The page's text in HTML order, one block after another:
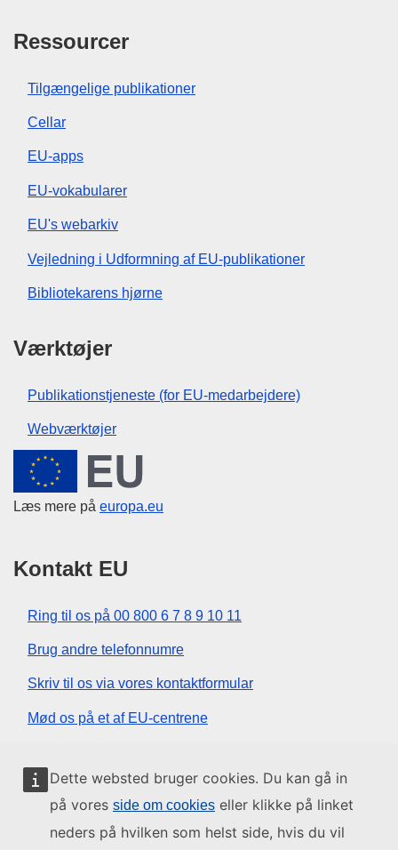
Dette websted bruger cookies. Du kan gå in
på vores side om cookies eller klikke på linket
neders på hvilken som helst side, hvis du vil
Ressourcer
Tilgængelige publikationer
Cellar
EU-apps
EU-vokabularer
EU's webarkiv
Vejledning i Udformning af EU-publikationer
Bibliotekarens hjørne
Værktøjer
Publikationstjeneste (for EU-medarbejdere)
Webværktøjer
Den Europæiske Union
Læs mere på europa.eu
Kontakt EU
Ring til os på 00 800 6 7 8 9 10 11
Brug andre telefonnumre
Skriv til os via vores kontaktformular
Mød os på et af EU-centrene
Sociale medier
Søg efter EU på de sociale medier